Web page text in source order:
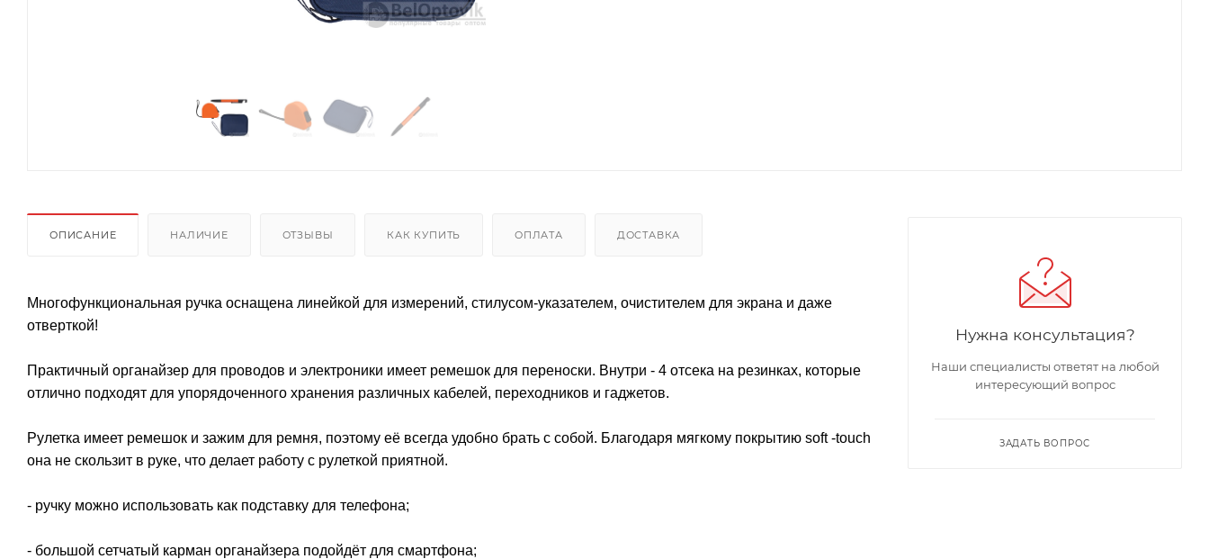
ОПИСАНИЕ НАЛИЧИЕ ОТЗЫВЫ КАК КУПИТЬ ОПЛАТА ДОСТАВКА
Многофункциональная ручка оснащена линейкой для измерений, стилусом-указателем, очистителем для экрана и даже
отверткой!
Практичный органайзер для проводов и электроники имеет ремешок для переноски. Внутри - 4 отсека на резинках, которые
отлично подходят для упорядоченного хранения различных кабелей, переходников и гаджетов.
Рулетка имеет ремешок и зажим для ремня, поэтому её всегда удобно брать с собой. Благодаря мягкому покрытию soft -touch
она не скользит в руке, что делает работу с рулеткой приятной.
- ручку можно использовать как подставку для телефона;
- большой сетчатый карман органайзера подойдёт для смартфона;
Нужна консультация?
Наши специалисты ответят на любой
интересующий вопрос
ЗАДАТЬ ВОПРОС